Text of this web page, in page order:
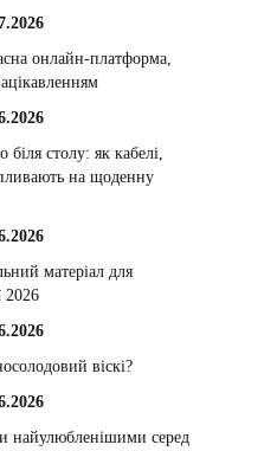
онлайн-платформа,
біля столу: як кабелі,
на щоденну
матеріал для
2026
віскі?
найулюбленішими серед